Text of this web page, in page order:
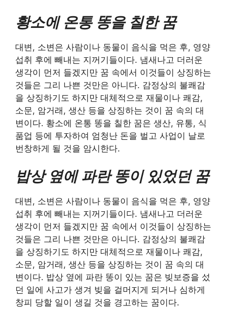
황소에 온통 똥을 칠한 꿈
대변, 소변은 사람이나 동물이 음식을 먹은 후, 영양
섭취 후에 빼내는 지꺼기들이다. 냄새나고 더러운
생각이 먼저 들겠지만 꿈 속에서 이것들이 상징하는
것들은 그리 나쁜 것만은 아니다. 감정상의 불쾌감
을 상징하기도 하지만 대체적으로 재물이나 쾌감,
소문, 암거래, 생산 등을 상징하는 것이 꿈 속의 대
변이다. 황소에 온통 똥을 칠한 꿈은 생산, 유통, 식
품업 등에 투자하여 엄청난 돈을 벌고 사업이 날로
번창하게 될 것을 암시한다.
밥상 옆에 파란 똥이 있었던 꿈
대변, 소변은 사람이나 동물이 음식을 먹은 후, 영양
섭취 후에 빼내는 지꺼기들이다. 냄새나고 더러운
생각이 먼저 들겠지만 꿈 속에서 이것들이 상징하는
것들은 그리 나쁜 것만은 아니다. 감정상의 불쾌감
을 상징하기도 하지만 대체적으로 재물이나 쾌감,
소문, 암거래, 생산 등을 상징하는 것이 꿈 속의 대
변이다. 밥상 옆에 파란 똥이 있는 꿈은 빚보증을 섰
던 일에 사고가 생겨 빚을 걸머지게 되거나 심하게
창피 당할 일이 생길 것을 경고하는 꿈이다.